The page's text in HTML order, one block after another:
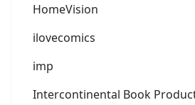
HomeVision
ilovecomics
imp
Intercontinental Book